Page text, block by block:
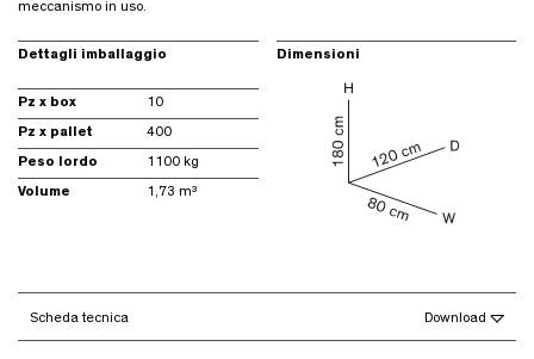
meccanismo in uso.
Dettagli imballaggio
Pz x box 10
Pz x pallet 400
Peso lordo 1100 kg
Volume 1,73 m³
Dimensioni
Scheda tecnica Download